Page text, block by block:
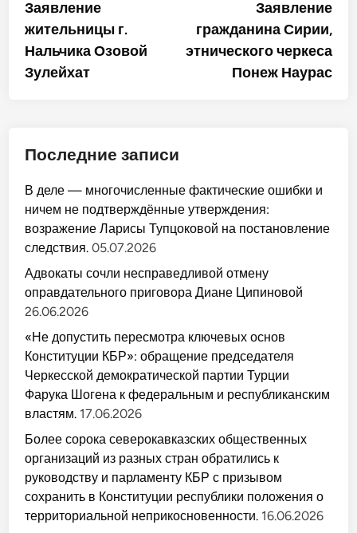
по
записям
Заявление
жительницы г.
Нальчика Озовой
Зулейхат
Заявление
гражданина Сирии,
этнического черкеса
Понеж Наурас
Последние записи
В деле — многочисленные фактические ошибки и
ничем не подтверждённые утверждения:
возражение Ларисы Тупцоковой на постановление
следствия. 05.07.2026
Адвокаты сочли несправедливой отмену
оправдательного приговора Диане Ципиновой
26.06.2026
«Не допустить пересмотра ключевых основ
Конституции КБР»: обращение председателя
Черкесской демократической партии Турции
Фарука Шогена к федеральным и республиканским
властям. 17.06.2026
Более сорока северокавказских общественных
организаций из разных стран обратились к
руководству и парламенту КБР с призывом
сохранить в Конституции республики положения о
территориальной неприкосновенности. 16.06.2026